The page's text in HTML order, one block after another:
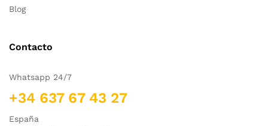
Blog
Contacto
Whatsapp 24/7
+34 637 67 43 27
España